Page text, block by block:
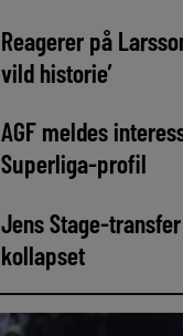
Reagerer på
vild historie’
AGF meldes
Superliga-profil
Jens Stage-
kollapset